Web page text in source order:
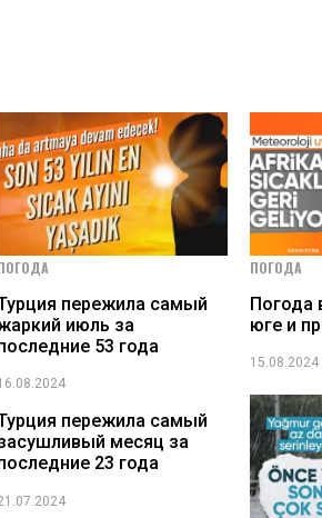
пережила самый
июль за
53 года
ПОГОДА
Погода
юге и
15.08.2024
пережила самый
месяц за
23 года